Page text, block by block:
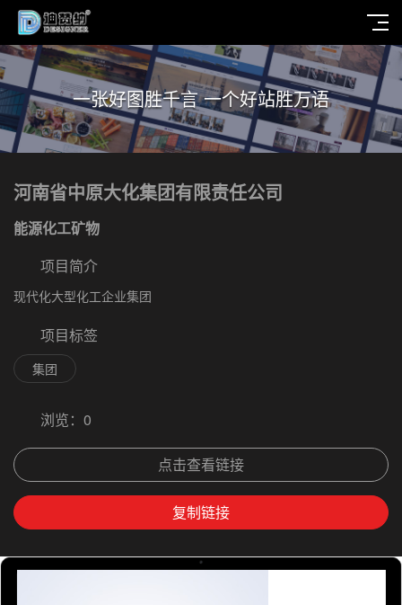
一张好图胜千言 一个好站胜万语
河南省中原大化集团有限责任公司
能源化工矿物
项目简介
现代化大型化工企业集团
项目标签
集团
浏览： 0
点击查看链接
复制链接